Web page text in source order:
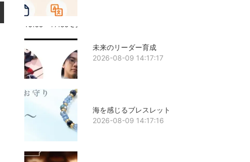
未来のリーダー育成
2026-08-09 14:17:17
海を感じるブレスレット
2026-08-09 14:17:16